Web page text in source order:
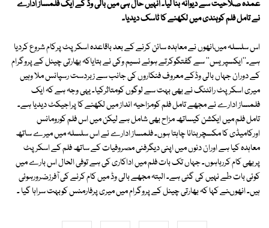
عمدہ صلاحیت سے دیوانہ بنا لیا۔ انہیں حال ہی میں بالی وڈ کے ایک فلمساز ادارے
نے تامل فلم کوہندی میں لکھنے کا ٹاسک دیدیا۔
اس سلسلہ میںانھوں نے معاہدہ سائن کرنے کے بعد باقاعدہ اسکرپٹ پرکام شروع کردیا
ہے۔''ایکسپریس'' سے گفتگوکرتے ہوئے نسیم وکی نے بتایاکہ بھارتی چینل کے پروگرام
کے دوران جہاں بالی وڈکے معروف فنکاروں کی جانب سے زبردست رسپانس ملا وہیں
میری اسکرپٹ رائٹنگ نے بھی بہت سے لوگوں کومتاثرکیا۔ یہی وجہ ہے کہ ایک
فلمساز ادارے نے مجھے تامل فلم کومزاحیہ انداز میں لکھنے کا پراجیکٹ دیدیا ہے۔
تامل فلم میں ایکشن کیساتھ مزاح بھی شامل ہے لیکن میں اس فلم کورومانس
اورکامیڈی کا مکسچربنانا چاہتا ہوں۔ فلمساز ادارے نے اس سلسلہ میں میرے ساتھ
معاہدہ کیا ہے اوران دنوں میں اپنی دیگرفنی مصروفیات کے ساتھ فلم کے اسکرپٹ
پربھی کام کررہاہوں۔ جہاں تک بات فلم میں اداکاری کی ہے توفی الحال اس بارے میں
کوئی بات طے نہیں کی گئی ہے۔ البتہ مجھے بالی وڈ میں کام کرنے کی آفرزضرورہوئی
ہیں۔ انھوںنے کہا کہ بھارتی چینل کے پروگرام میں میری پرفارمنس کوبہت سراہا گیا ۔